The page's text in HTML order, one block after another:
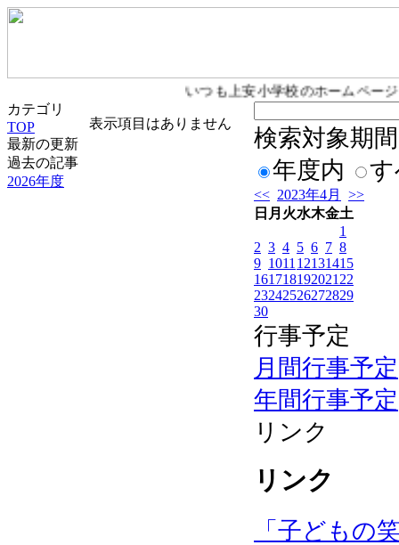
いつも上安小学校のホームペー
カテゴリ
TOP
最新の更新
過去の記事
2026年度
表示項目はありません
検索対象期間
年度内
<< 2023年4月
>>
日 月 火水木金土
1
2 3 4 5 6 7 8
9 1011 12131415
161718192021 22
23242526272829
30
行事予定
月間行事予定
年間行事予定
リンク
リンク
「子どもの